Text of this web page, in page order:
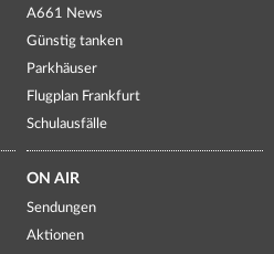
A661 News
Günstig tanken
Parkhäuser
Flugplan Frankfurt
Schulausfälle
ON AIR
Sendungen
Aktionen